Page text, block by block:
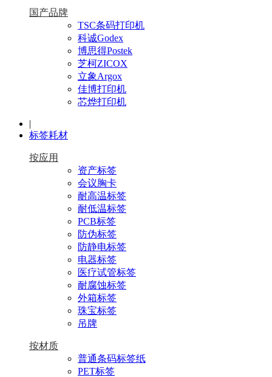
国产品牌
TSC条码打印机
科诚Godex
博思得Postek
芝柯ZICOX
立象Argox
佳博打印机
芯烨打印机
|
标签耗材
按应用
资产标签
会议胸卡
耐高温标签
耐低温标签
PCB标签
防伪标签
防静电标签
电器标签
医疗试管标签
耐腐蚀标签
外箱标签
珠宝标签
吊牌
按材质
普通条码标签纸
PET标签